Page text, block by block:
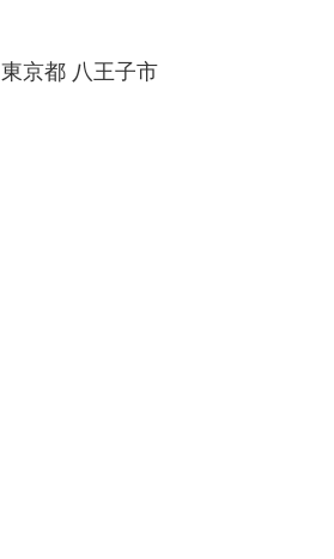
東京都 八王子市